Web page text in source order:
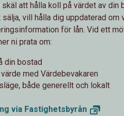
att hålla koll på värdet av din
sälja, vill hålla dig uppdaterad om
för lån. Vid ett
ni prata om:
din bostad
med Värdebevakaren
både generellt och lokalt
via Fastighetsbyrån